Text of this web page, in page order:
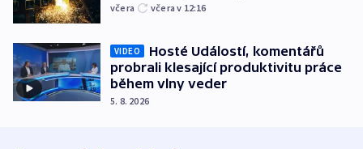
včera včera v 12:16
VIDEO
Hosté Událostí, komentářů
probrali klesající produktivitu práce
během vlny veder
5. 8. 2026